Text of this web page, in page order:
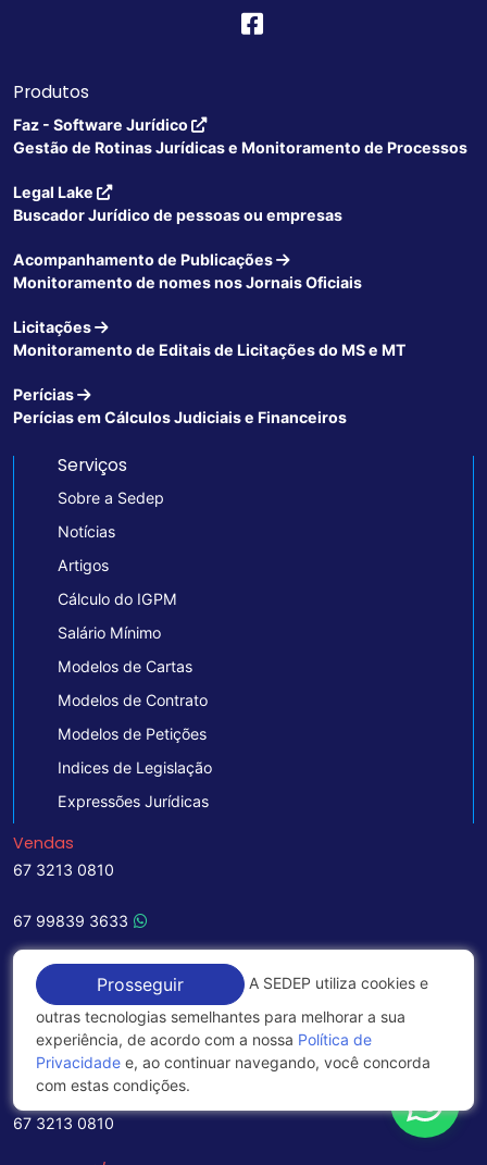
Produtos
Faz - Software Jurídico
Gestão de Rotinas Jurídicas e Monitoramento de Processos
Legal Lake
Buscador Jurídico de pessoas ou empresas
Acompanhamento de Publicações
Monitoramento de nomes nos Jornais Oficiais
Licitações
Monitoramento de Editais de Licitações do MS e MT
Perícias
Perícias em Cálculos Judiciais e Financeiros
Serviços
Sobre a Sedep
Notícias
Artigos
Cálculo do IGPM
Salário Mínimo
Modelos de Cartas
Modelos de Contrato
Modelos de Petições
Indices de Legislação
Expressões Jurídicas
Vendas
67 3213 0810
67 99839 3633
Suporte
67 3213 0810
67 99936 2861
Em Campo Grande/MS
67 3213 0810
Prosseguir
A SEDEP utiliza cookies e
outras tecnologias semelhantes para melhorar a sua
experiência, de acordo com a nossa Política de
Privacidade e, ao continuar navegando, você concorda
com estas condições.